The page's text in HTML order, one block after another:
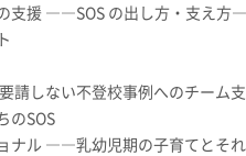
支援 ――SOS の出し方・支え
しない不登校事例へのチーム
のSOS
ナル ――乳幼児期の子育てとそ